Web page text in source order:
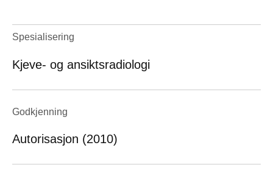
Spesialisering
Kjeve- og ansiktsradiologi
Godkjenning
Autorisasjon (2010)